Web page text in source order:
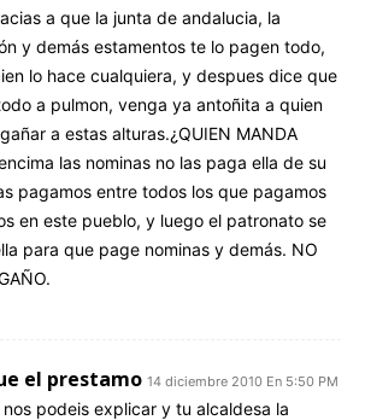
a que la junta de andalucia, la
y demás estamentos te lo pagen todo,
lo hace cualquiera, y despues dice que
a pulmon, venga ya antoñita a quien
a estas alturas.¿QUIEN MANDA
las nominas no las paga ella de su
pagamos entre todos los que pagamos
en este pueblo, y luego el patronato se
para que page nominas y demás. NO
el prestamo 14 diciembre 2010 En 5:50 PM
nos podeis explicar y tu alcaldesa la